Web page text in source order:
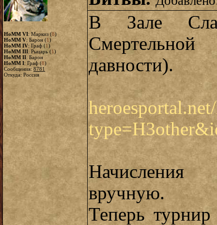
HoMM VI: Маркиз (8)
HoMM V: Барон (1)
HoMM IV: Граф (1)
HoMM III: Рыцарь (1)
HoMM II: Барон
HoMM I: Граф (8)
Сообщения: 8781
Откуда: Россия
В Зале
Смертельной
давности).
вручную.
Теперь турнир